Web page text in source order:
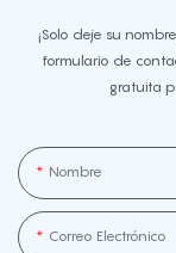
¡Solo deje su
formulario de
gratuita
Nombre
Correo Electrónico